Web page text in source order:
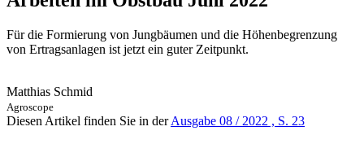
Für die Formierung von Jungbäumen und die Höhenbegrenzung
von Ertragsanlagen ist jetzt ein guter Zeitpunkt.
Matthias Schmid
Agroscope
Diesen Artikel finden Sie in derAusgabe 08 / 2022 , S. 23